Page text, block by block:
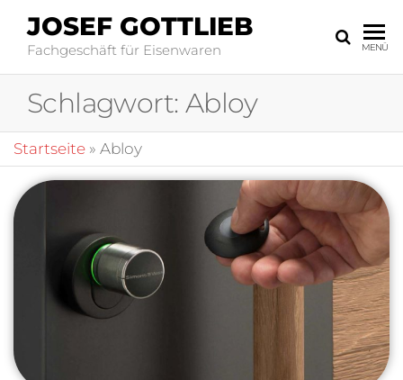
JOSEF GOTTLIEB
Fachgeschäft für Eisenwaren MENÜ
Schlagwort: Abloy
Startseite » Abloy